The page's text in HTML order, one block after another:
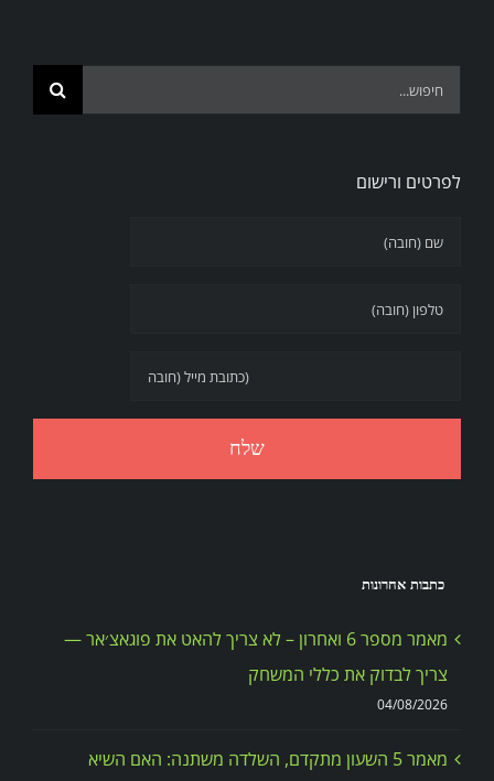
Search
for:
לפרטים ורישום
כתבות אחרונות
מאמר מספר 6 ואחרון – לא צריך להאט את פוגאצ׳אר —
צריך לבדוק את כללי המשחק
04/08/2026
מאמר 5 השעון מתקדם, השלדה משתנה: האם השיא